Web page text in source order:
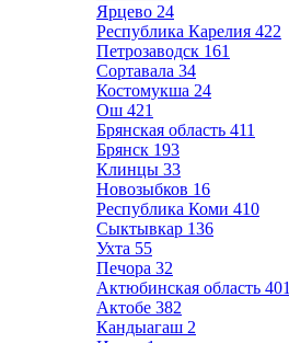
Ярцево 24
Республика Карелия 422
Петрозаводск 161
Сортавала 34
Костомукша 24
Ош 421
Брянская область 411
Брянск 193
Клинцы 33
Новозыбков 16
Республика Коми 410
Сыктывкар 136
Ухта 55
Печора 32
Актюбинская область 401
Актобе 382
Кандыагаш 2